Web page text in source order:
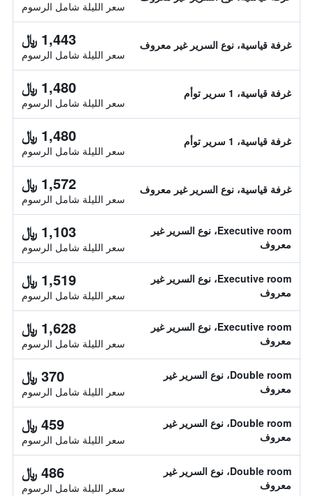
سعر الليلة شامل الرسوم
غرفة قياسية، نوع السرير غير معروف 1,443 ﷼
سعر الليلة شامل الرسوم
غرفة قياسية، 1 سرير توأم 1,480 ﷼
سعر الليلة شامل الرسوم
غرفة قياسية، 1 سرير توأم 1,480 ﷼
سعر الليلة شامل الرسوم
غرفة قياسية، نوع السرير غير معروف 1,572 ﷼
سعر الليلة شامل الرسوم
Executive room، نوع السرير غير
معروف
1,103 ﷼
سعر الليلة شامل الرسوم
Executive room، نوع السرير غير
معروف
1,519 ﷼
سعر الليلة شامل الرسوم
Executive room، نوع السرير غير
معروف
1,628 ﷼
سعر الليلة شامل الرسوم
Double room، نوع السرير غير
معروف
370 ﷼
سعر الليلة شامل الرسوم
Double room، نوع السرير غير
معروف
459 ﷼
سعر الليلة شامل الرسوم
Double room، نوع السرير غير
معروف
486 ﷼
سعر الليلة شامل الرسوم